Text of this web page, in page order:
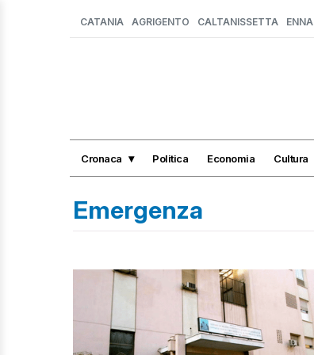
CATANIA AGRIGENTO CALTANISSETTA ENNA
Cronaca Politica Economia Cultura
Emergenza